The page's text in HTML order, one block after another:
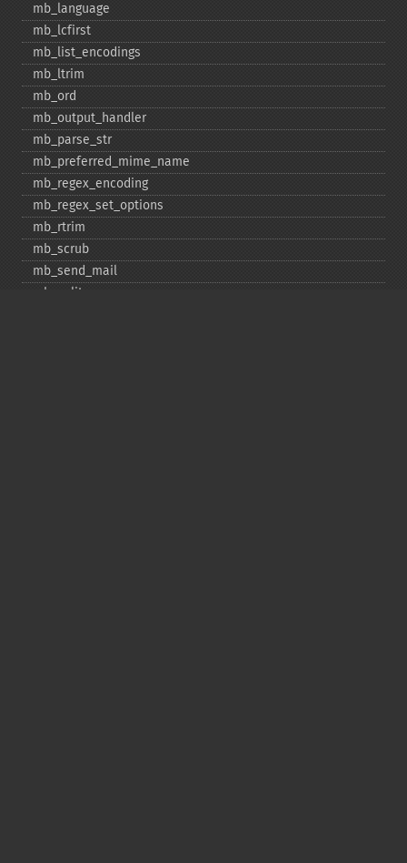
mb_​language
mb_​lcfirst
mb_​list_​encodings
mb_​ltrim
mb_​ord
mb_​output_​handler
mb_​parse_​str
mb_​preferred_​mime_​name
mb_​regex_​encoding
mb_​regex_​set_​options
mb_​rtrim
mb_​scrub
mb_​send_​mail
mb_​split